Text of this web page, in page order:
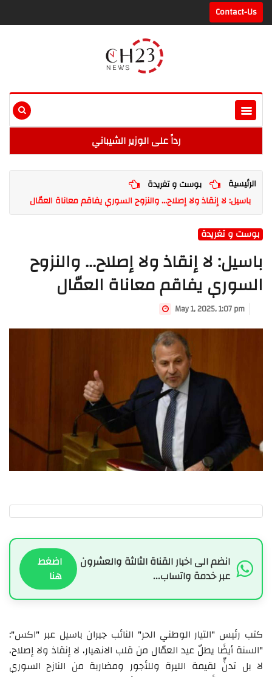
Contact-Us
رداً على الوزير الشيباني
الرئيسية
بوست و تغريدة
باسيل: لا إنقاذ ولا إصلاح... والنزوح السوري يفاقم معاناة العمّال
بوست و تغريدة
باسيل: لا إنقاذ ولا إصلاح... والنزوح
السوري يفاقم معاناة العمّال
May 1, 2025, 1:07 pm
انضم الى اخبار القناة الثالثة والعشرون
عبر خدمة واتساب...
اضغط
هنا
كتب رئيس "التيار الوطني الحر" النائب جبران باسيل عبر "اكس":
"السنة أيضًا يطلّ عيد العمّال من قلب الانهيار، لا إنقاذ ولا إصلاح،
لا بل تدنٍّ لقيمة الليرة وللأجور ومضاربة من النازح السوري